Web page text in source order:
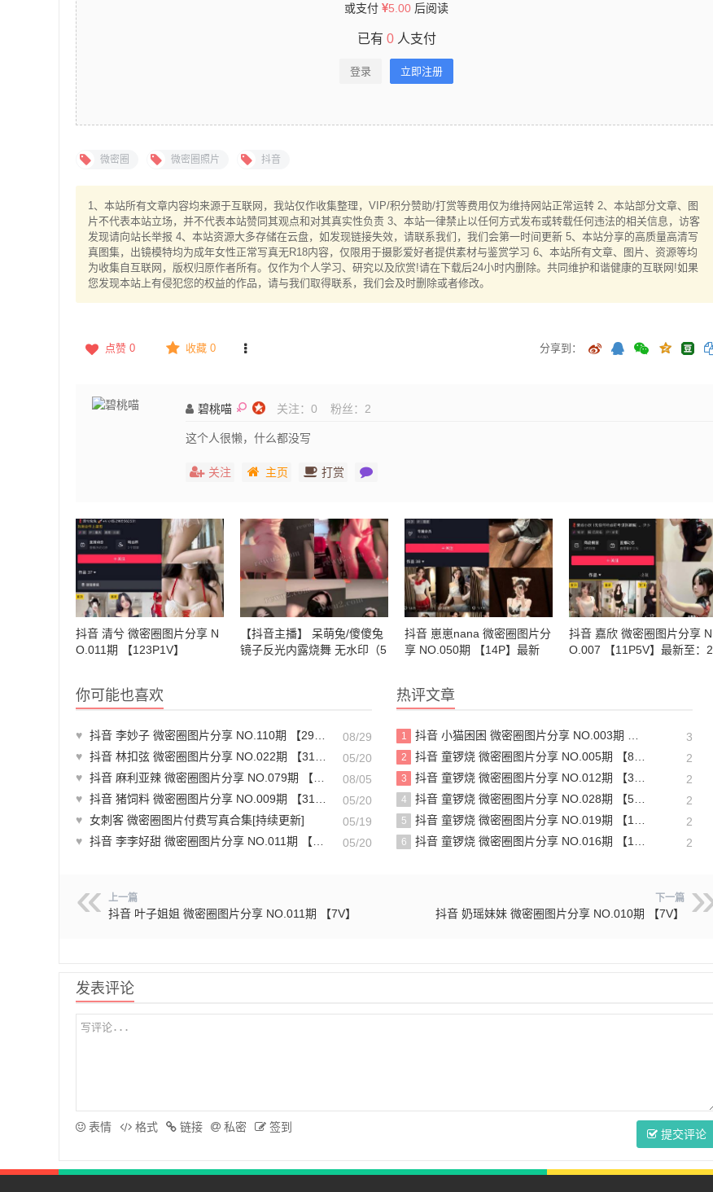
或支付 5.00 后阅读
已有 0人支付
登录 立即注册
微密圈 微密圈照片 抖音
1、本站所有文章内容均来源于互联网，我站仅作收集整理，VIP/积分赞助/打赏等费用仅为维持网站正常运转 2、本站部分文章、图
片不代表本站立场，并不代表本站赞同其观点和对其真实性负责 3、本站一律禁止以任何方式发布或转载任何违法的相关信息，访客
发现请向站长举报 4、本站资源大多存储在云盘，如发现链接失效，请联系我们，我们会第一时间更新 5、本站分享的高质量高清写
真图集，出镜模特均为成年女性正常写真无R18内容，仅限用于摄影爱好者提供素材与鉴赏学习 6、本站所有文章、图片、资源等均
为收集自互联网，版权归原作者所有。仅作为个人学习、研究以及欣赏!请在下载后24小时内删除。共同维护和谐健康的互联网!如果
您发现本站上有侵犯您的权益的作品，请与我们取得联系，我们会及时删除或者修改。
点赞 0 收藏 0 分享到：
碧桃喵 关注： 0 粉丝： 2
这个人很懒，什么都没写
关注 主页 打赏
抖音 清兮 微密圈图片分享 N
O.011期 【123P1V】
【抖音主播】 呆萌兔/傻傻兔
镜子反光内露烧舞 无水印（5
抖音 崽崽nana 微密圈图片分
享 NO.050期 【14P】最新
抖音 嘉欣 微密圈图片分享 N
O.007 【11P5V】最新至：2
你可能也喜欢
♥ 抖音 李妙子 微密圈图片分享 NO.110期 【29P】最新至：2024.8.26
08/29
♥ 抖音 林扣弦 微密圈图片分享 NO.022期 【31P】
05/20
♥ 抖音 麻利亚辣 微密圈图片分享 NO.079期 【40P】最新至：2024.8.1
08/05
♥ 抖音 猪饲料 微密圈图片分享 NO.009期 【31P3V】最新至：2024.5.16
05/20
♥ 女刺客 微密圈图片付费写真合集[持续更新]
05/19
♥ 抖音 李李好甜 微密圈图片分享 NO.011期 【54P】 05/20
热评文章
1 抖音 小猫困困 微密圈图片分享 NO.003期 【23P16V】最新至：2025.1.23 3
2 抖音 童锣烧 微密圈图片分享 NO.005期 【8P1V】最新至：2023.6.11 2
3 抖音 童锣烧 微密圈图片分享 NO.012期 【31P】 2
4 抖音 童锣烧 微密圈图片分享 NO.028期 【5P6V】最新至：2025.4.9 2
5 抖音 童锣烧 微密圈图片分享 NO.019期 【18P5V】最新至：2024.11.27 2
6 抖音 童锣烧 微密圈图片分享 NO.016期 【17P12V】最新至：2024.11.12 2
上一篇
抖音 叶子姐姐 微密圈图片分享 NO.011期 【7V】
下一篇
抖音 奶瑶妹妹 微密圈图片分享 NO.010期 【7V】
发表评论
表情 格式 链接 私密 签到
提交评论